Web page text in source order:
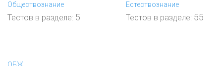
Обществознание
Тестов в разделе: 5
Естествознание
Тестов в разделе: 55